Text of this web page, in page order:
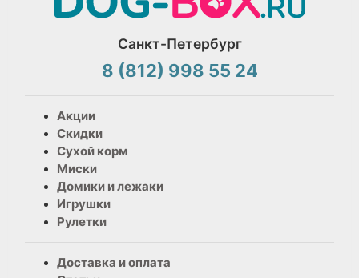
Санкт-Петербург
8 (812) 998 55 24
Акции
Скидки
Сухой корм
Миски
Домики и лежаки
Игрушки
Рулетки
Доставка и оплата